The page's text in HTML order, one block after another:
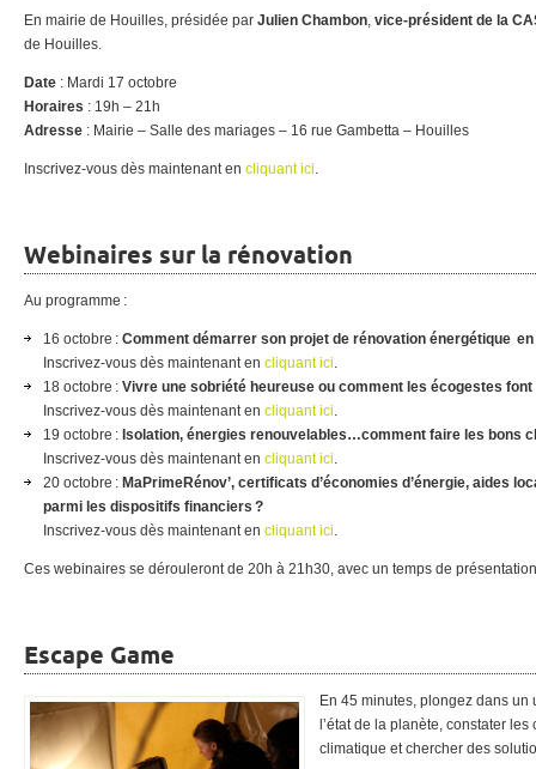
En mairie de Houilles, présidée par Julien Chambon, vice-président de la
de Houilles.
Date : Mardi 17 octobre
Horaires : 19h – 21h
Adresse : Mairie – Salle des mariages – 16 rue Gambetta – Houilles
Inscrivez-vous dès maintenant en cliquant ici.
Webinaires sur la rénovation
Au programme :
16 octobre : Comment démarrer son projet de rénovation énergétique
Inscrivez-vous dès maintenant en cliquant ici.
18 octobre : Vivre une sobriété heureuse ou comment les écogestes
Inscrivez-vous dès maintenant en cliquant ici.
19 octobre : Isolation, énergies renouvelables…comment faire les bons
Inscrivez-vous dès maintenant en cliquant ici.
20 octobre : MaPrimeRénov’, certificats d’économies d’énergie, aides
parmi les dispositifs financiers ?
Inscrivez-vous dès maintenant en cliquant ici.
Ces webinaires se dérouleront de 20h à 21h30, avec un temps de
Escape Game
En 45 minutes, plongez dans
l’état de la planète, constater
climatique et chercher des